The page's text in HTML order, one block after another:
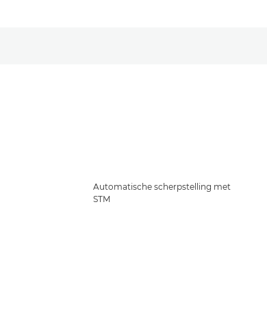
Automatische scherpstelling met
STM